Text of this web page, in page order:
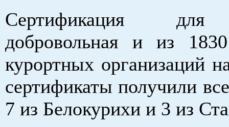
Сертификация для
добровольная и из
курортных организаций
сертификаты получили
7 из Белокурихи и 3 из